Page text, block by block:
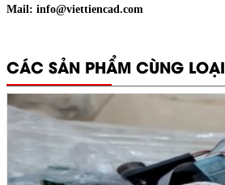
Mail: info@viettiencad.com
CÁC SẢN PHẨM CÙNG LOẠI